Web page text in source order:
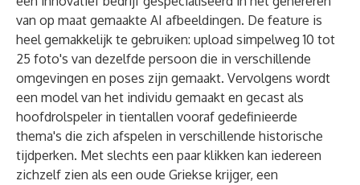
van op maat gemaakte AI afbeeldingen. De feature is
heel gemakkelijk te gebruiken: upload simpelweg 10 tot
25 foto's van dezelfde persoon die in verschillende
omgevingen en poses zijn gemaakt. Vervolgens wordt
een model van het individu gemaakt en gecast als
hoofdrolspeler in tientallen vooraf gedefinieerde
thema's die zich afspelen in verschillende historische
tijdperken. Met slechts een paar klikken kan iedereen
zichzelf zien als een oude Griekse krijger, een